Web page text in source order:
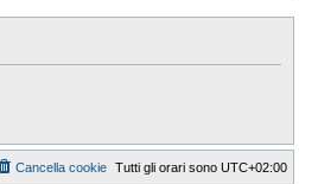
Tutti gli orari sono UTC+02:00
Cancella cookie